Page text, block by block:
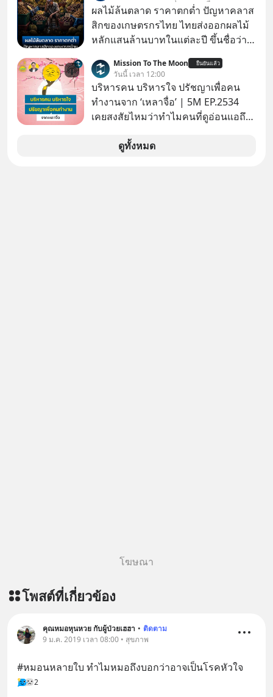
เครือเจริญโภคภัณฑ์
หน่วยความจำ โมเดล AI ยันหุ่นยนต์
✅ได้การรับยกเว้นภาษี Capital Gain
ตามกฎหมายภาษีของประเทศไทย
ผลไม้ล้นตลาด ราคาตกต่ำ ปัญหาคลาส
สิกของเกษตรกรไทย ไทยส่งออกผลไม้
หลักแสนล้านบาทในแต่ละปี ขึ้นชื่อว่า
เบอร์ต้น ๆ ของโลก
Mission To The Moon ยืนยันแล้ว
วันนี้ เวลา 12:00
บริหารคน บริหารใจ ปรัชญาเพื่อคน
ทำงานจาก ‘เหลาจื่อ’ | 5M EP.2534
เคยสงสัยไหมว่าทำไมคนที่ดูอ่อนแอถึง
สถานการณ์ แล้วทำไมคนที่ไม่ออกแรง
ดูทั้งหมด
โฆษณา
โพสต์ที่เกี่ยวข้อง
คุณหมอหุนหวย กับผู้ป่วยเฮฮา • ติดตาม
9 ม.ค. 2019 เวลา 08:00 • สุขภาพ
#หมอนหลายใบ ทำไมหมอถึงบอกว่าอาจเป็นโรคหัวใจ
2